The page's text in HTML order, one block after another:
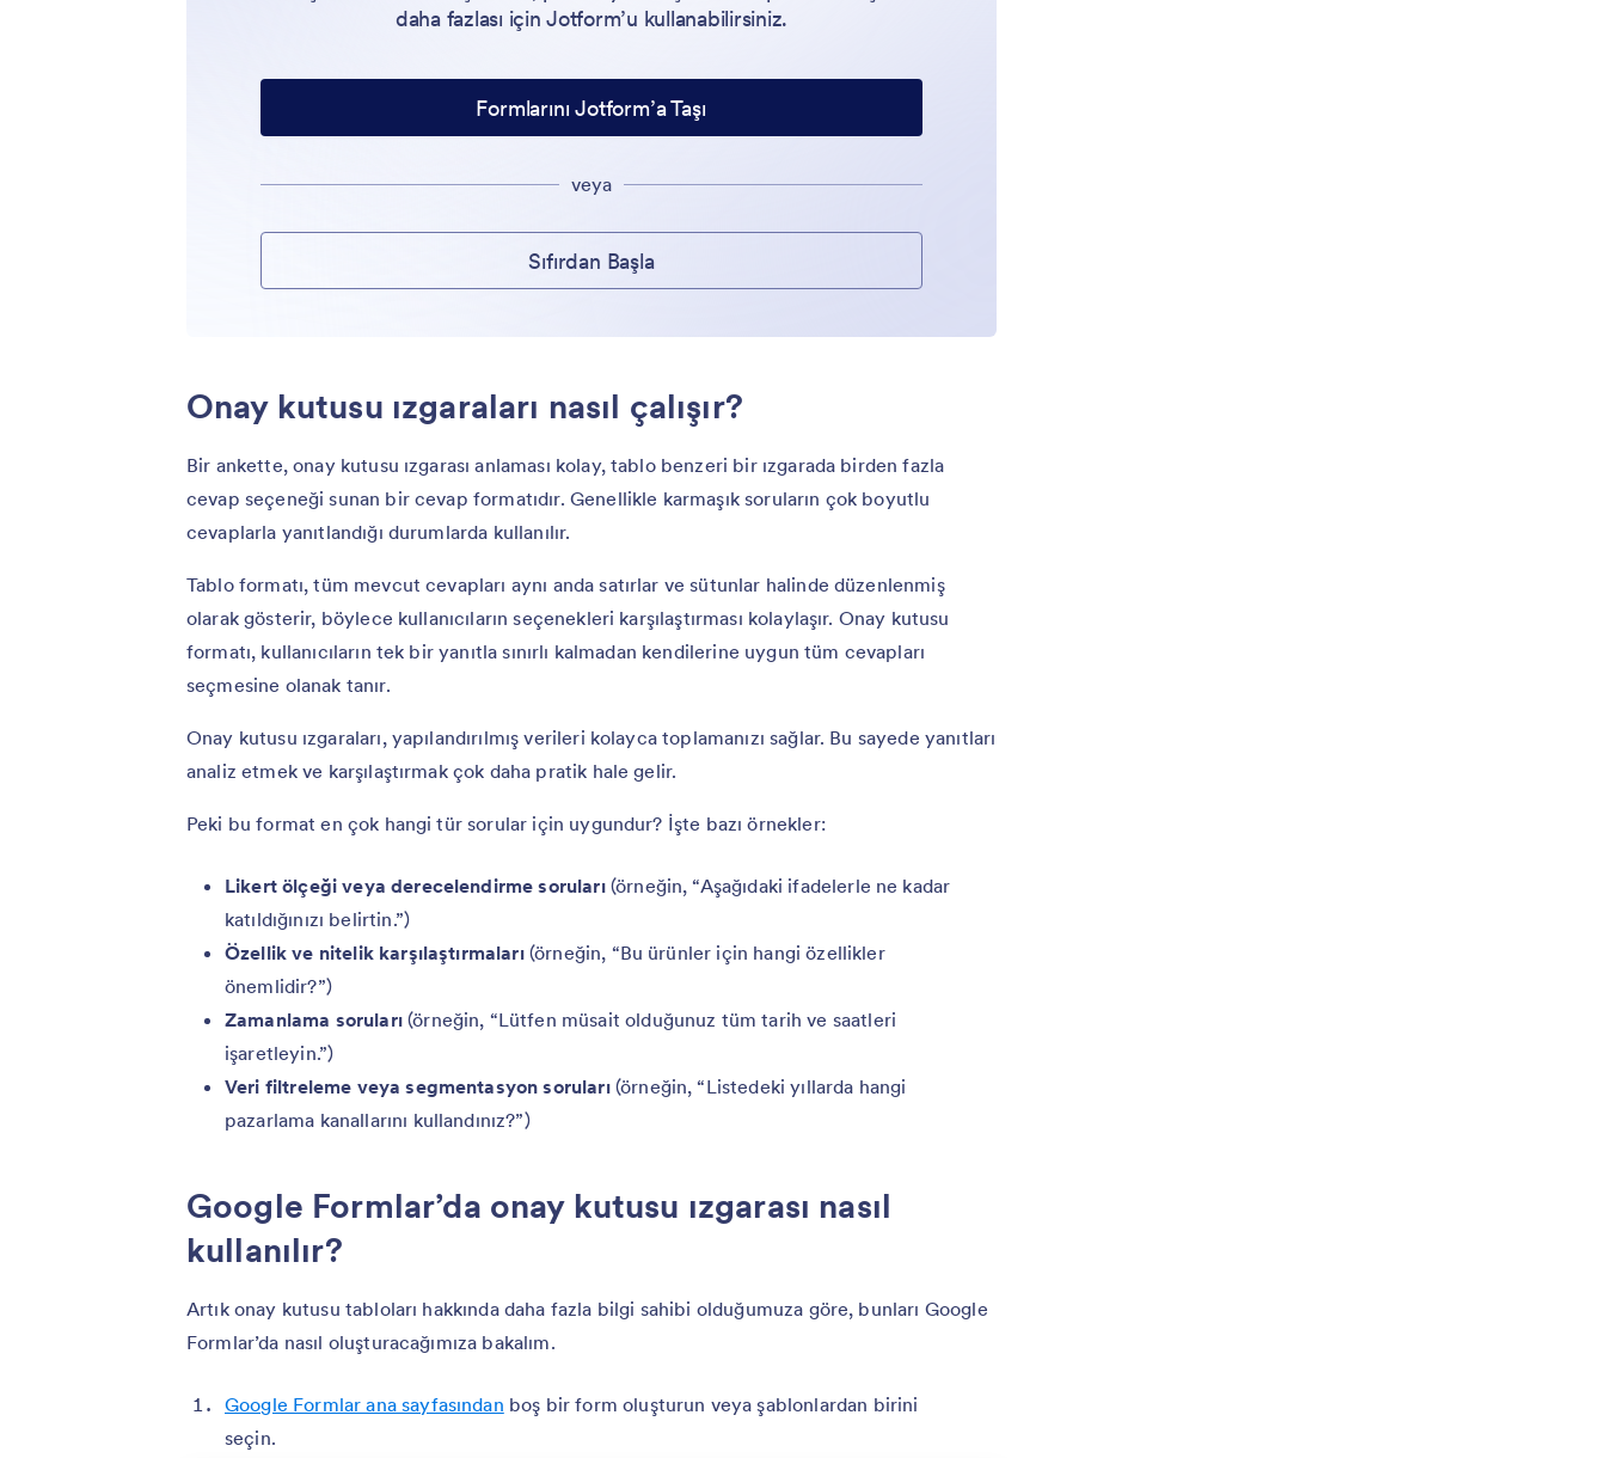
daha fazlası için Jotform’u kullanabilirsiniz.
Formlarını Jotform’a Taşı
veya
Sıfırdan Başla
Onay kutusu ızgaraları nasıl çalışır?
Bir ankette, onay kutusu ızgarası anlaması kolay, tablo benzeri bir ızgarada birden fazla
cevap seçeneği sunan bir cevap formatıdır. Genellikle karmaşık soruların çok boyutlu
cevaplarla yanıtlandığı durumlarda kullanılır.
Tablo formatı, tüm mevcut cevapları aynı anda satırlar ve sütunlar halinde düzenlenmiş
olarak gösterir, böylece kullanıcıların seçenekleri karşılaştırması kolaylaşır. Onay kutusu
formatı, kullanıcıların tek bir yanıtla sınırlı kalmadan kendilerine uygun tüm cevapları
seçmesine olanak tanır.
Onay kutusu ızgaraları, yapılandırılmış verileri kolayca toplamanızı sağlar. Bu sayede yanıtları
analiz etmek ve karşılaştırmak çok daha pratik hale gelir.
Peki bu format en çok hangi tür sorular için uygundur? İşte bazı örnekler:
Likert ölçeği veya derecelendirme soruları(örneğin, “Aşağıdaki ifadelerle ne kadar
katıldığınızı belirtin.”)
Özellik ve nitelik karşılaştırmaları(örneğin, “Bu ürünler için hangi özellikler
önemlidir?”)
Zamanlama soruları(örneğin, “Lütfen müsait olduğunuz tüm tarih ve saatleri
işaretleyin.”)
Veri filtreleme veya segmentasyon soruları(örneğin, “Listedeki yıllarda hangi
pazarlama kanallarını kullandınız?”)
Google Formlar’da onay kutusu ızgarası nasıl
kullanılır?
Artık onay kutusu tabloları hakkında daha fazla bilgi sahibi olduğumuza göre, bunları Google
Formlar’da nasıl oluşturacağımıza bakalım.
Google Formlar ana sayfasından boş bir form oluşturun veya şablonlardan birini
seçin.